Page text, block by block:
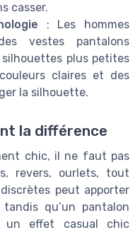
casser.
: Les hommes
vestes pantalons
plus petites
claires et des
la silhouette.
la différence
chic, il ne faut pas
revers, ourlets, tout
peut apporter
qu’un pantalon
un effet casual chic